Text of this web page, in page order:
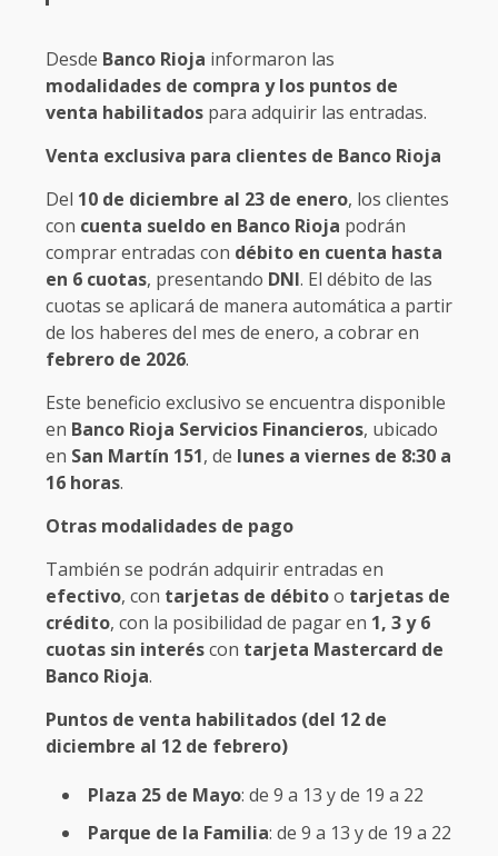
Desde Banco Rioja informaron las
modalidades de compra y los puntos de
venta habilitados para adquirir las entradas.
Venta exclusiva para clientes de Banco Rioja
Del 10 de diciembre al 23 de enero, los clientes
con cuenta sueldo en Banco Rioja podrán
comprar entradas con débito en cuenta hasta
en 6 cuotas, presentando DNI. El débito de las
cuotas se aplicará de manera automática a partir
de los haberes del mes de enero, a cobrar en
febrero de 2026.
Este beneficio exclusivo se encuentra disponible
en Banco Rioja Servicios Financieros, ubicado
en San Martín 151, de lunes a viernes de 8:30 a
16 horas.
Otras modalidades de pago
También se podrán adquirir entradas en
efectivo, con tarjetas de débitoo tarjetas de
crédito, con la posibilidad de pagar en 1, 3 y 6
cuotas sin interéscon tarjeta Mastercard de
Banco Rioja.
Puntos de venta habilitados (del 12 de
diciembre al 12 de febrero)
Plaza 25 de Mayo: de 9 a 13 y de 19 a 22
Parque de la Familia: de 9 a 13 y de 19 a 22